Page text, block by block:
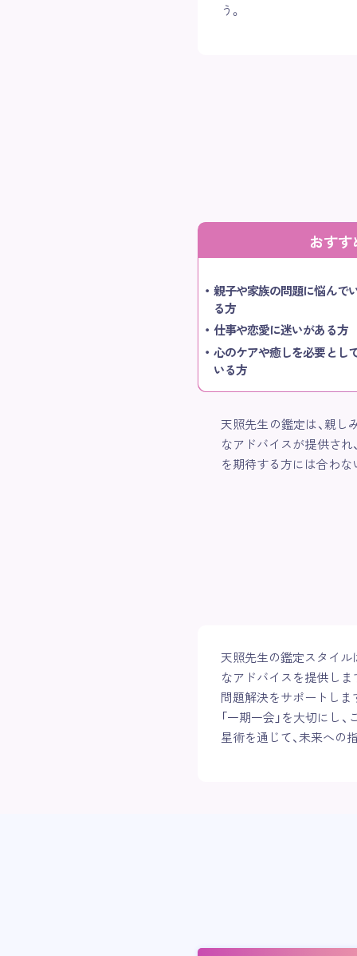
う。
おす
親子や家族の問題に悩んで
る方
仕事や恋愛に迷いがある方
心のケアや癒しを必要とし
いる方
天照先生の鑑定は、親
なアドバイスが提供さ
を期待する方には合わな
天照先生の鑑定スタイル
なアドバイスを提供しま
問題解決をサポートしま
「一期一会」を大切にし
星術を通じて、未来への